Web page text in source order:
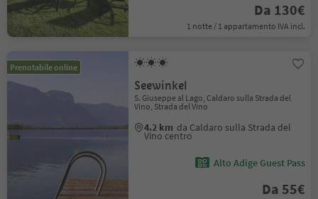
Da 130€
1 notte / 1 appartamento IVA incl.
Prenotabile online
Seewinkel
S. Giuseppe al Lago, Caldaro sulla Strada del
Vino, Strada del Vino
4.2 km da Caldaro sulla Strada del
Vino centro
Alto Adige Guest Pass
Da 55€